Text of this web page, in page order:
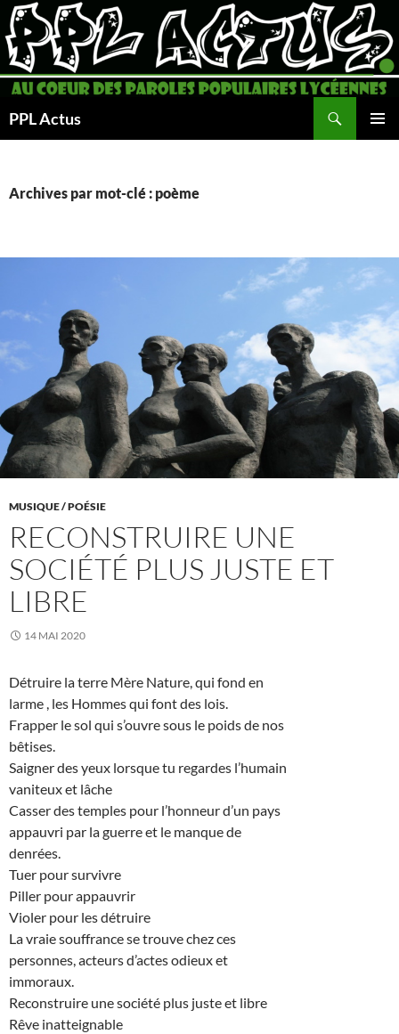
Aller
au
contenu
PPL Actus
Archives par mot-clé : poème
MUSIQUE / POÉSIE
RECONSTRUIRE UNE
SOCIÉTÉ PLUS JUSTE ET
LIBRE
14 MAI 2020
Détruire la terre Mère Nature, qui fond en
larme , les Hommes qui font des lois.
Frapper le sol qui s’ouvre sous le poids de nos
bêtises.
Saigner des yeux lorsque tu regardes l’humain
vaniteux et lâche
Casser des temples pour l’honneur d’un pays
appauvri par la guerre et le manque de
denrées.
Tuer pour survivre
Piller pour appauvrir
Violer pour les détruire
La vraie souffrance se trouve chez ces
personnes, acteurs d’actes odieux et
immoraux.
Reconstruire une société plus juste et libre
Rêve inatteignable